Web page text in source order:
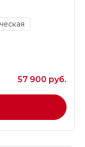
57 900 руб.